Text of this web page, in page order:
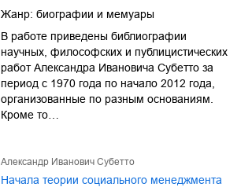
Жанр: биографии и мемуары
В работе приведены библиографии
научных, философских и публицистических
работ Александра Ивановича Субетто за
период с 1970 года по начало 2012 года,
организованные по разным основаниям.
Кроме то…
Александр Иванович Субетто
Начала теории социального менеджмента